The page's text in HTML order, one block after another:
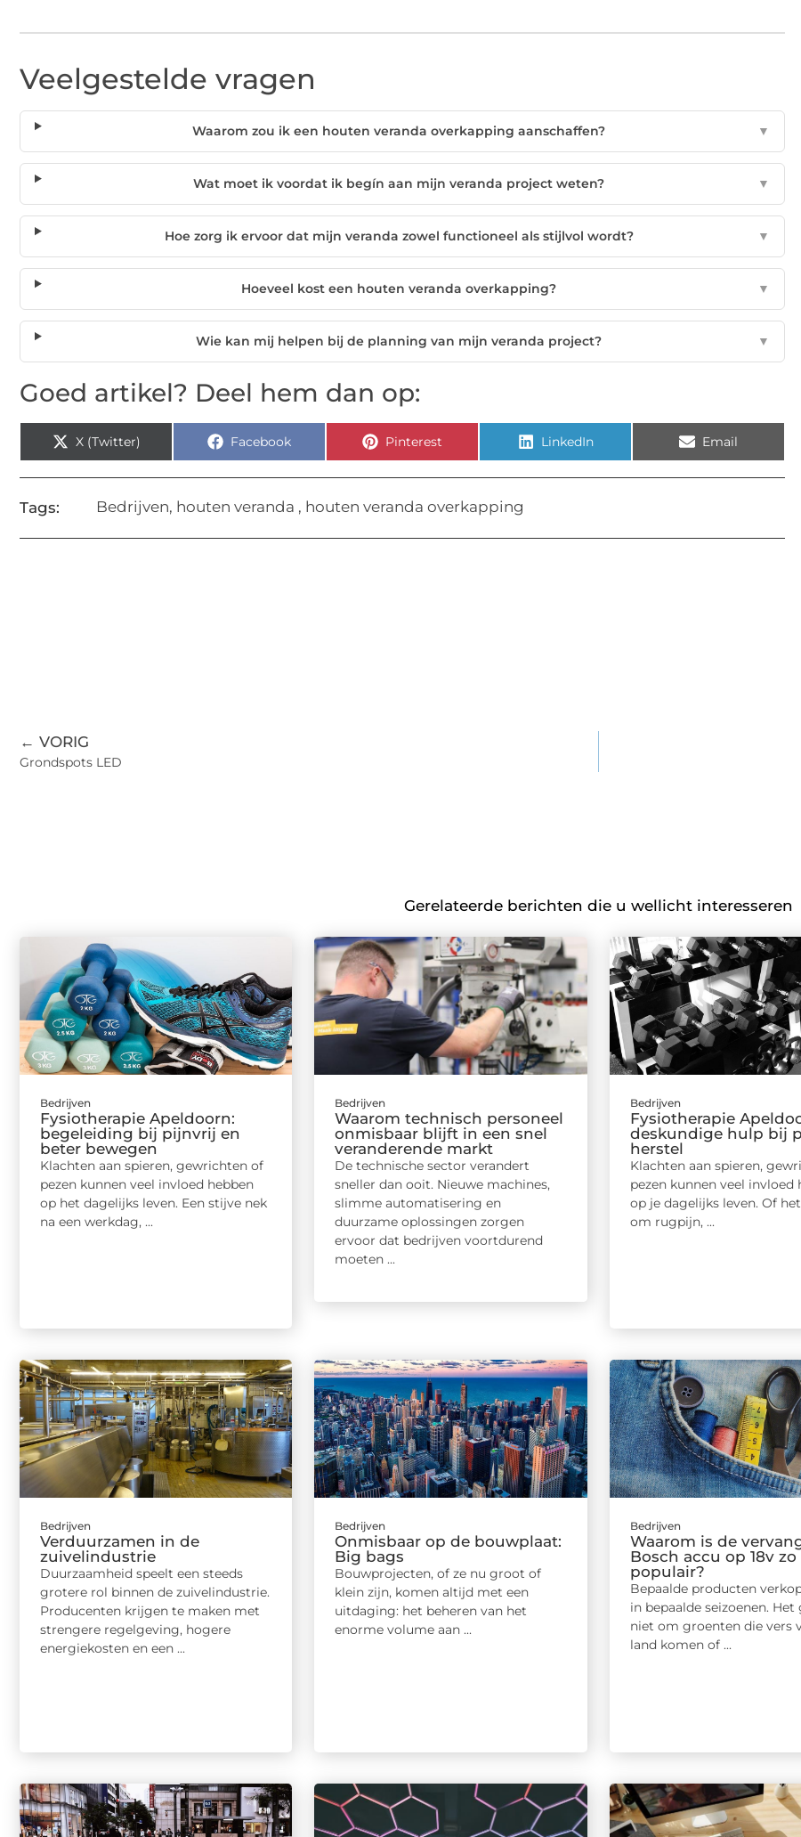
Veelgestelde vragen
Waarom zou ik een houten veranda overkapping aanschaffen? ▼
Wat moet ik voordat ik begín aan mijn veranda project weten? ▼
Hoe zorg ik ervoor dat mijn veranda zowel functioneel als stijlvol wordt? ▼
Hoeveel kost een houten veranda overkapping? ▼
Wie kan mij helpen bij de planning van mijn veranda project? ▼
Goed artikel? Deel hem dan op:
X (Twitter) Facebook Pinterest LinkedIn Email
Tags: Bedrijven, houten veranda , houten veranda overkapping
← VORIG
Grondspots LED
Gerelateerde berichten die u wellicht interesseren
Bedrijven
Fysiotherapie Apeldoorn:
begeleiding bij pijnvrij en
beter bewegen
Klachten aan spieren, gewrichten of
pezen kunnen veel invloed hebben
op het dagelijks leven. Een stijve nek
na een werkdag, ...
Bedrijven
Waarom technisch personeel
onmisbaar blijft in een snel
veranderende markt
De technische sector verandert
sneller dan ooit. Nieuwe machines,
slimme automatisering en
duurzame oplossingen zorgen
ervoor dat bedrijven voortdurend
moeten ...
Bedrijven
Fysiotherapie
deskundige hulp bij
herstel
Klachten aan spieren,
pezen kunnen veel invloed
op je dagelijks leven. Of
om rugpijn, ...
Bedrijven
Verduurzamen in de
zuivelindustrie
Duurzaamheid speelt een steeds
grotere rol binnen de zuivelindustrie.
Producenten krijgen te maken met
strengere regelgeving, hogere
energiekosten en een ...
Bedrijven
Onmisbaar op de bouwplaat:
Big bags
Bouwprojecten, of ze nu groot of
klein zijn, komen altijd met een
uitdaging: het beheren van het
enorme volume aan ...
Bedrijven
Waarom is de
Bosch accu op 18v zo
populair?
Bepaalde producten
in bepaalde seizoenen. Het
niet om groenten die vers
land komen of ...